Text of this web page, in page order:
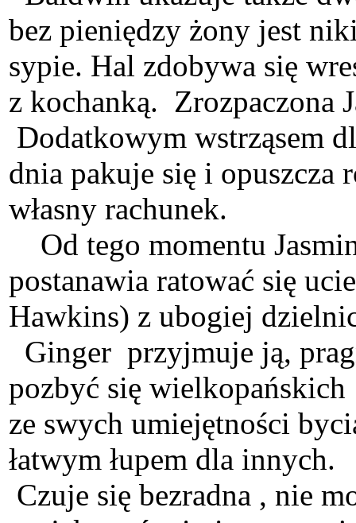
bez pieniędzy żony jest
sypie. Hal zdobywa się
z kochanką. Zrozpaczona
Dodatkowym wstrząsem
dnia pakuje się i opuszcza
własny rachunek.
Od tego momentu
postanawia ratować się
Hawkins) z ubogiej
Ginger przyjmuje ją,
pozbyć się
ze swych umiejętności
łatwym łupem dla innych.
Czuje się bezradna , nie